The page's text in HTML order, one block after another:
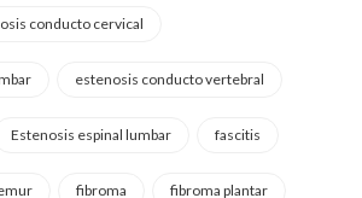
conducto cervical
estenosis conducto vertebral
Estenosis espinal lumbar fascitis
fibroma fibroma plantar